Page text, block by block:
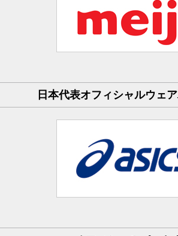
日本代表オフィシャルウェ